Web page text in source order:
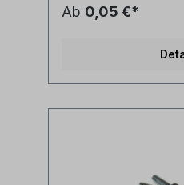
Ab 0,05 €*